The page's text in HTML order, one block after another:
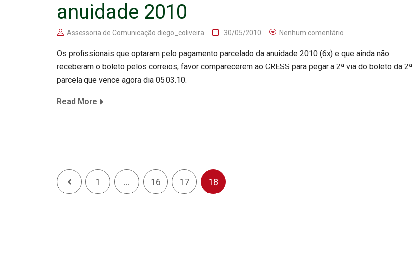
anuidade 2010
Assessoria de Comunicação diego_coliveira 30/05/2010 Nenhum comentário
Os profissionais que optaram pelo pagamento parcelado da anuidade 2010 (6x) e que ainda não
receberam o boleto pelos correios, favor comparecerem ao CRESS para pegar a 2ª via do boleto da 2ª
parcela que vence agora dia 05.03.10.
Read More
1 … 16 17 18